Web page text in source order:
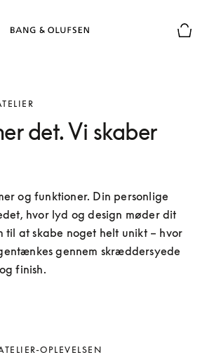
det. Vi skaber
og funktioner. Din personlige
hvor lyd og design møder dit
til at skabe noget helt unikt – hvor
gennem skræddersyede
finish.
OPLEVELSEN